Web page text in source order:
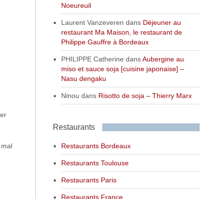
Noeureuil
Laurent Vanzeveren dans Déjeuner au
restaurant Ma Maison, le restaurant de
Philippe Gauffre à Bordeaux
PHILIPPE Catherine dansAubergine au
miso et sauce soja [cuisine japonaise] –
Nasu dengaku
Ninou dans Risotto de soja – Thierry Marx
Restaurants
Restaurants Bordeaux
Restaurants Toulouse
Restaurants Paris
Restaurants France